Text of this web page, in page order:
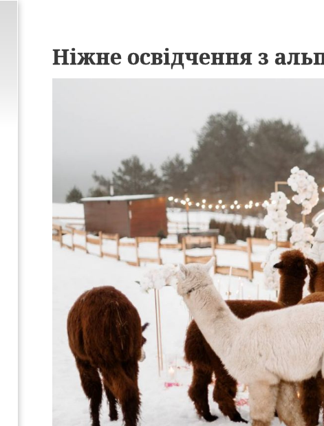
Ніжне освідчення з